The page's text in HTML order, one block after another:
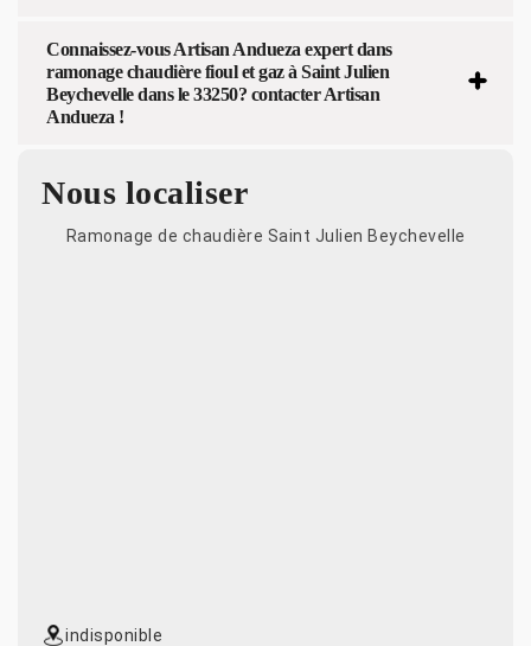
Connaissez-vous Artisan Andueza expert dans
ramonage chaudière fioul et gaz à Saint Julien
Beychevelle dans le 33250? contacter Artisan
Andueza !
Nous localiser
Ramonage de chaudière Saint Julien Beychevelle
indisponible